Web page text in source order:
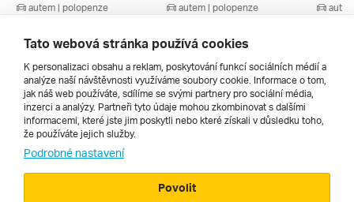
autem | polopenze
8 700 Kč
autem | polopenze
8 757 Kč
Všechny
Cestopisy
Tato webová stránka používá cookies
K personalizaci obsahu a reklam, poskytování funkcí sociálních médií a
analýze naší návštěvnosti využíváme soubory cookie. Informace o tom,
jak náš web používáte, sdílíme se svými partnery pro sociální média,
inzerci a analýzy. Partneři tyto údaje mohou zkombinovat s dalšími
informacemi, které jste jim poskytli nebo které získali v důsledku toho,
že používáte jejich služby.
Podrobné nastavení
Povolit